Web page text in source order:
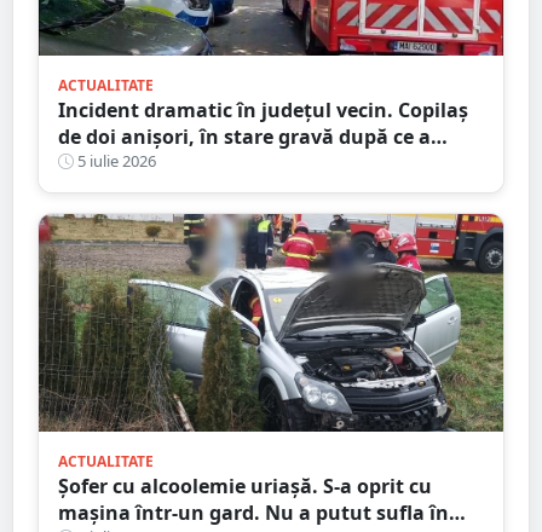
ACTUALITATE
Incident dramatic în județul vecin. Copilaș
de doi anișori, în stare gravă după ce a
căzut de la etaj
5 iulie 2026
ACTUALITATE
Șofer cu alcoolemie uriașă. S-a oprit cu
mașina într-un gard. Nu a putut sufla în